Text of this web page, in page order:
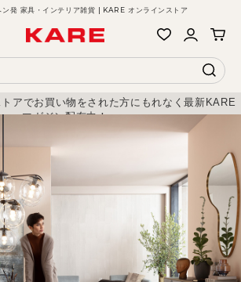
ン発 家具・インテリア雑貨 | KARE オンラインストア
アでお買い物をされた方にもれなく最新KARE
マガジン配布中！